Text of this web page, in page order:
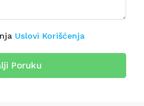
Uslovi Korišćenja
Poruku